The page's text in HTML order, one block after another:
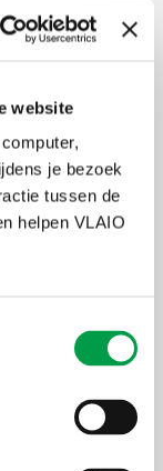
website
je bezoek
tussen de
helpen VLAIO
AI-
voor
.